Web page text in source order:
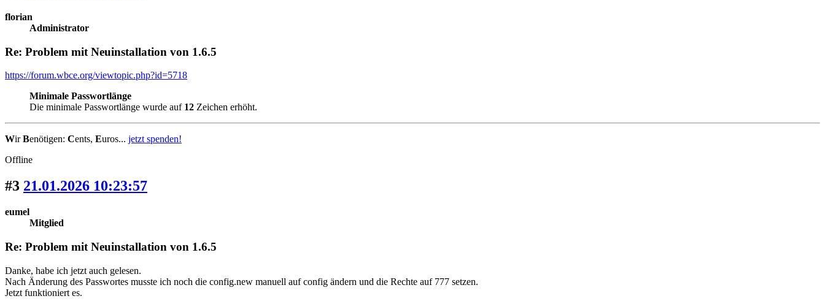
florian
Administrator
Re: Problem mit Neuinstallation von 1.6.5
https://forum.wbce.org/viewtopic.php?id=5718
Minimale Passwortlänge
Die minimale Passwortlänge wurde auf 12 Zeichen erhöht.
WirBenötigen: Cents, Euros... jetzt spenden!
Offline
#3 21.01.2026 10:23:57
eumel
Mitglied
Re: Problem mit Neuinstallation von 1.6.5
Danke, habe ich jetzt auch gelesen.
Nach Änderung des Passwortes musste ich noch die config.new manuell auf config ändern und die Rechte auf 777 setzen.
Jetzt funktioniert es.